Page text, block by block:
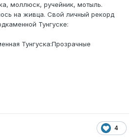
моллюск, ручейник, мотыль.
на живца. Свой личный рекорд
Тунгуске:
Тунгуска:Прозрачные
4